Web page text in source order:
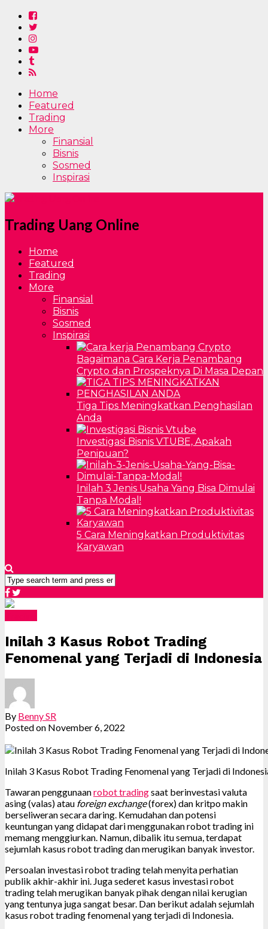
Home
Featured
Trading
More
Finansial
Bisnis
Sosmed
Inspirasi
Trading Uang Online
Home
Featured
Trading
More
Finansial
Bisnis
Sosmed
Inspirasi
Bagaimana Cara Kerja Penambang
Crypto dan Prospeknya Di Masa Depan
Tiga Tips Meningkatkan Penghasilan
Anda
Investigasi Bisnis VTUBE, Apakah
Penipuan?
Inilah 3 Jenis Usaha Yang Bisa Dimulai
Tanpa Modal!
5 Cara Meningkatkan Produktivitas
Karyawan
Inilah 3 Kasus Robot Trading
Fenomenal yang Terjadi di Indonesia
By Benny SR
Posted on November 6, 2022
Inilah 3 Kasus Robot Trading Fenomenal yang Terjadi di
Tawaran penggunaanrobot tradingsaat berinvestasi valuta
asing (valas) atau foreign exchange(forex) dan kritpo makin
berseliweran secara daring. Kemudahan dan potensi
keuntungan yang didapat dari menggunakan robot trading ini
memang menggiurkan. Namun, dibalik itu semua, terdapat
sejumlah kasus robot trading dan merugikan banyak investor.
Persoalan investasi robot trading telah menyita perhatian
publik akhir-akhir ini. Juga sederet kasus investasi robot
trading telah merugikan banyak pihak dengan nilai kerugian
yang tentunya juga sangat besar. Dan berikut adalah sejumlah
kasus robot trading fenomenal yang terjadi di Indonesia.